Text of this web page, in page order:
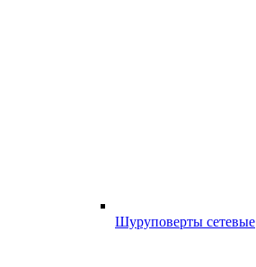
Шуруповерты сетевые